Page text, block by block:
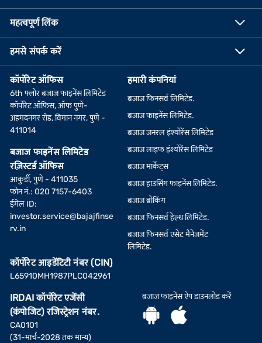
महत्वपूर्ण लिंक
हमसे संपर्क करें
कॉर्पोरेट ऑफिस
6th फ्लोर बजाज फाइनेंस लिमिटेड
कॉर्पोरेट ऑफिस, ऑफ पुणे-
अहमदनगर रोड, विमान नगर, पुणे -
411014
बजाज फाइनेंस लिमिटेड
रज़िस्टर्ड ऑफिस
आकुर्डी, पुणे - 411035
फोन नं.: 020 7157-6403
ईमेल ID:
investor.service@bajajfinse
rv.in
कॉर्पोरेट आइडेंटिटी नंबर (CIN)
L65910MH1987PLC042961
IRDAI कॉर्पोरेट एजेंसी
(कंपोजिट) रजिस्ट्रेशन नंबर.
CA0101
(31-मार्च-2028 तक मान्य)
हमारी कंपनियां
बजाज फिनसर्व लिमिटेड.
बजाज फाइनेंस लिमिटेड.
बजाज जनरल इंश्योरेंस लिमिटेड
बजाज लाइफ इंश्योरेंस लिमिटेड
बजाज मार्केट्स
बजाज हाउसिंग फाइनेंस लिमिटेड.
बजाज ब्रोकिंग
बजाज फिनसर्व हेल्थ लिमिटेड.
बजाज फिनसर्व एसेट मैनेजमेंट
लिमिटेड.
बजाज फाइनेंस ऐप डाउनलोड करें